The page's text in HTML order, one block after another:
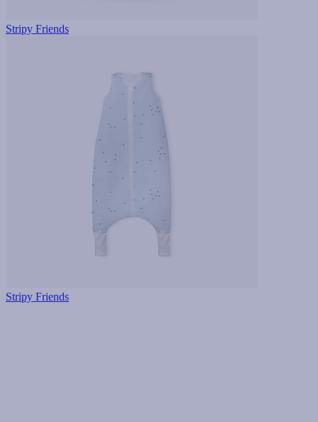
Stripy Friends
Stripy Friends